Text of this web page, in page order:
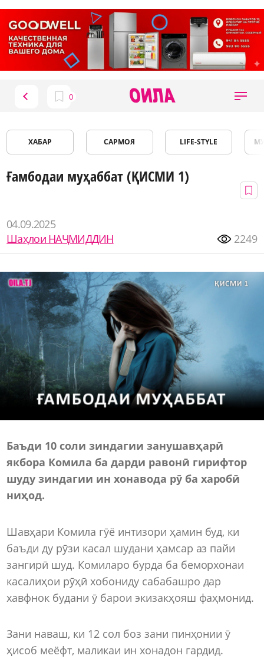
ХАБАР САРМОЯ LIFE-STYLE
Ғамбодаи муҳаббат (ҚИСМИ 1)
04.09.2025
Шаҳлои НАҶМИДДИН
2249
Баъди 10 соли зиндагии занушавҳарӣ
якбора Комила ба дарди равонӣ гирифтор
шуду зиндагии ин хонавода рӯ ба харобӣ
ниҳод.
Шавҳари Комила гӯё интизори ҳамин буд, ки
баъди ду рӯзи касал шудани ҳамсар аз пайи
зангирӣ шуд. Комиларо бурда ба беморхонаи
касалиҳои рӯҳӣ хобониду сабабашро дар
хавфнок будани ӯ барои экизакҳояш фаҳмонид.
Зани наваш, ки 12 сол боз зани пинҳонии ӯ
ҳисоб меёфт, маликаи ин хонадон гардид.